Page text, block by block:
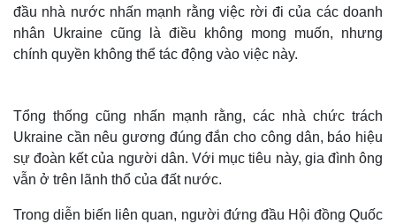
đầu nhà nước nhấn mạnh rằng việc rời đi của các doanh
nhân Ukraine cũng là điều không mong muốn, nhưng
chính quyền không thể tác động vào việc này.
Tổng thống cũng nhấn mạnh rằng, các nhà chức trách
Ukraine cần nêu gương đúng đắn cho công dân, báo hiệu
sự đoàn kết của người dân. Với mục tiêu này, gia đình ông
vẫn ở trên lãnh thổ của đất nước.
Trong diễn biến liên quan, người đứng đầu Hội đồng Quốc